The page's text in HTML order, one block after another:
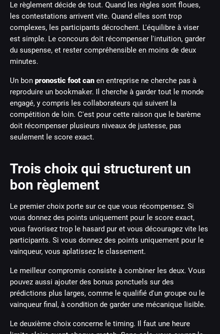
Le règlement décide de tout. Quand les règles sont floues,
les contestations arrivent vite. Quand elles sont trop
complexes, les participants décrochent. L'équilibre à viser
est simple. Le concours doit récompenser l'intuition, garder
du suspense, et rester compréhensible en moins de deux
minutes.
Un bon pronostic foot can en entreprise ne cherche pas à
reproduire un bookmaker. Il cherche à garder tout le monde
engagé, y compris les collaborateurs qui suivent la
compétition de loin. C'est pour cette raison que le barème
doit récompenser plusieurs niveaux de justesse, pas
seulement le score exact.
Trois choix qui structurent un
bon règlement
Le premier choix porte sur ce que vous récompensez. Si
vous donnez des points uniquement pour le score exact,
vous favorisez trop le hasard pur et vous découragez vite les
participants. Si vous donnez des points uniquement pour le
vainqueur, vous aplatissez le classement.
Le meilleur compromis consiste à combiner les deux. Vous
pouvez aussi ajouter des bonus ponctuels sur des
prédictions plus larges, comme le qualifié d'un groupe ou le
vainqueur final, à condition de garder une mécanique lisible.
Le deuxième choix concerne le timing. Il faut une heure